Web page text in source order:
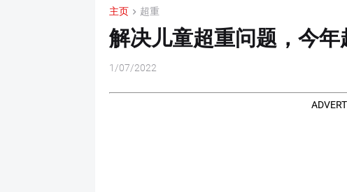
主页 超重
解决儿童超重问题，今
1/07/2022